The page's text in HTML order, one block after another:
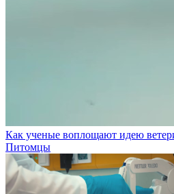
Как ученые воплощают идею
Питомцы